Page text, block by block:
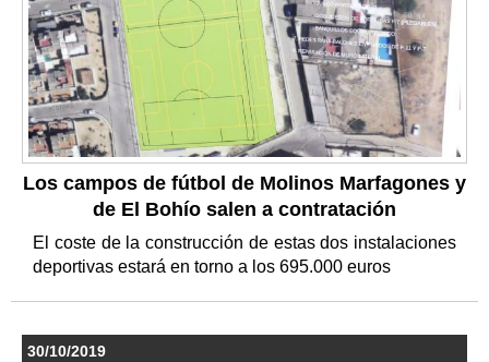
Los campos de fútbol de Molinos Marfagones y
de El Bohío salen a contratación
El coste de la construcción de estas dos instalaciones
deportivas estará en torno a los 695.000 euros
30/10/2019